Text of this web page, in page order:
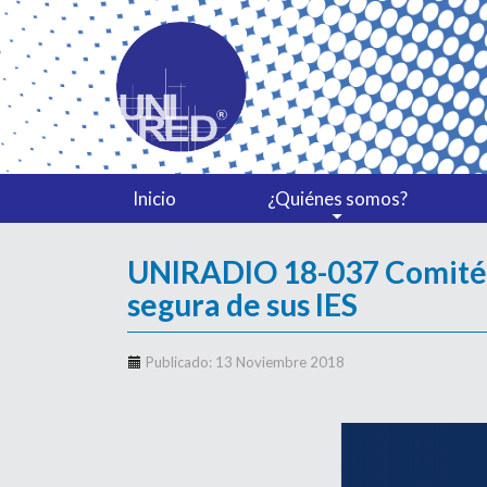
Inicio ¿Quiénes somos?
UNIRADIO 18-037
segura de sus IES
Publicado: 13 Noviembre 2018